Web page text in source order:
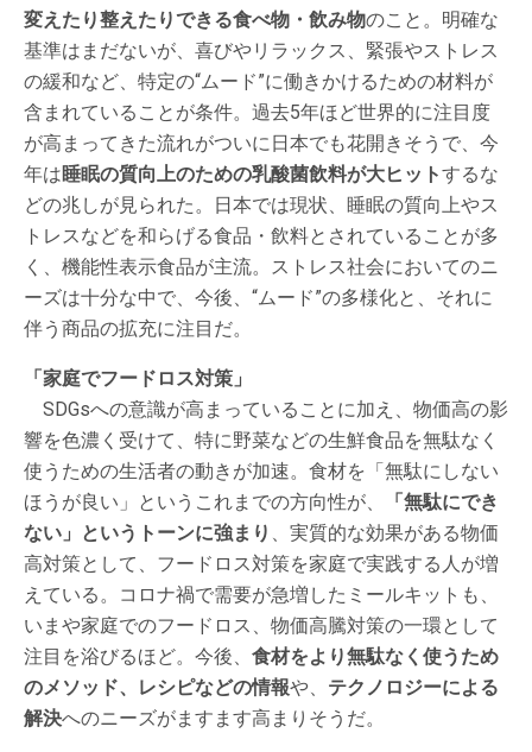
変えたり整えたりできる食べ物・飲み物のこと。明確な
基準はまだないが、喜びやリラックス、緊張やストレス
の緩和など、特定の“ムード”に働きかけるための材料が
含まれていることが条件。過去5年ほど世界的に注目度
が高まってきた流れがついに日本でも花開きそうで、今
年は睡眠の質向上のための乳酸菌飲料が大ヒットするな
どの兆しが見られた。日本では現状、睡眠の質向上やス
トレスなどを和らげる食品・飲料とされていることが多
く、機能性表示食品が主流。ストレス社会においてのニ
ーズは十分な中で、今後、“ムード”の多様化と、それに
伴う商品の拡充に注目だ。
「家庭でフードロス対策」
SDGsへの意識が高まっていることに加え、物価高の影
響を色濃く受けて、特に野菜などの生鮮食品を無駄なく
使うための生活者の動きが加速。食材を「無駄にしない
ほうが良い」というこれまでの方向性が、
「無駄にでき
ない」というトーンに強まり
、実質的な効果がある物価
高対策として、フードロス対策を家庭で実践する人が増
えている。コロナ禍で需要が急増したミールキットも、
いまや家庭でのフードロス、物価高騰対策の一環として
注目を浴びるほど。今後、 食材をより無駄なく使うため
のメソッド、レシピなどの情報や、 テクノロジーによる
解決へのニーズがますます高まりそうだ。